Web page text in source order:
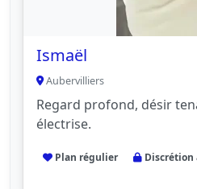
Ismaël
Aubervilliers
Regard profond, désir
électrise.
Plan régulier Discrétion